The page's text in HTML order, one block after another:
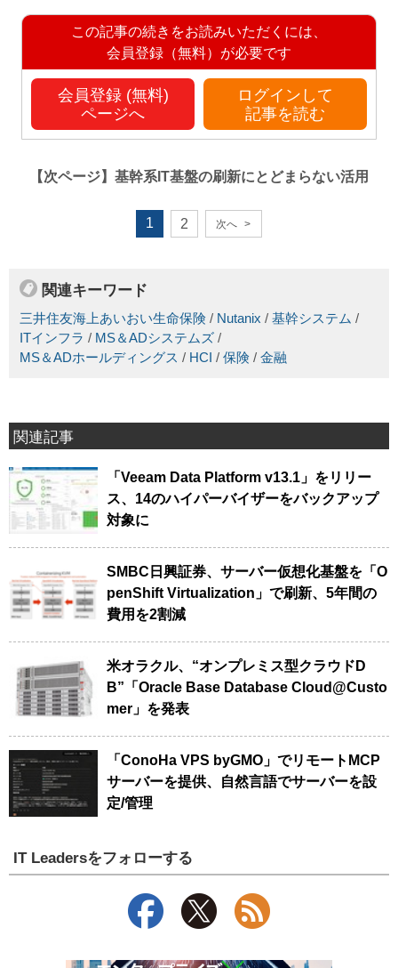
この記事の続きをお読みいただくには、
会員登録（無料）が必要です
会員登録 (無料)
ページへ
ログインして
記事を読む
【次ページ】 基幹系IT基盤の刷新にとどまらない活用
1 2 次へ >
関連キーワード
三井住友海上あいおい生命保険 / Nutanix / 基幹システム /
ITインフラ / MS＆ADシステムズ /
MS＆ADホールディングス / HCI / 保険 / 金融
関連記事
「Veeam Data Platform v13.1」をリリー
ス、14のハイパーバイザーをバックアップ
対象に
SMBC日興証券、サーバー仮想化基盤を「O
penShift Virtualization」で刷新、5年間の
費用を2割減
米オラクル、“オンプレミス型クラウドD
B”「Oracle Base Database Cloud@Custo
mer」を発表
「ConoHa VPS byGMO」でリモートMCP
サーバーを提供、自然言語でサーバーを設
定/管理
IT Leadersをフォローする